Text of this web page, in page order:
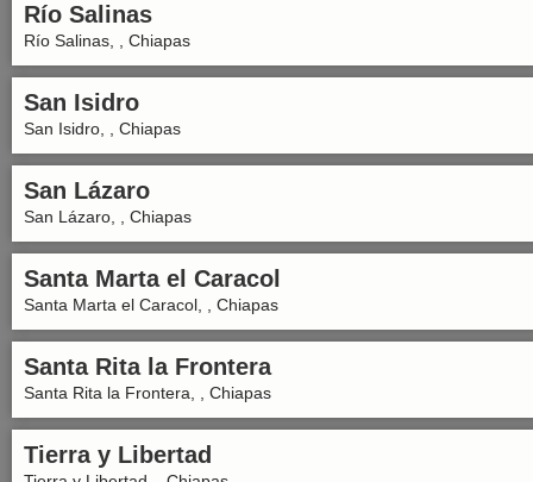
Río Salinas
Río Salinas, , Chiapas
San Isidro
San Isidro, , Chiapas
San Lázaro
San Lázaro, , Chiapas
Santa Marta el Caracol
Santa Marta el Caracol, , Chiapas
Santa Rita la Frontera
Santa Rita la Frontera, , Chiapas
Tierra y Libertad